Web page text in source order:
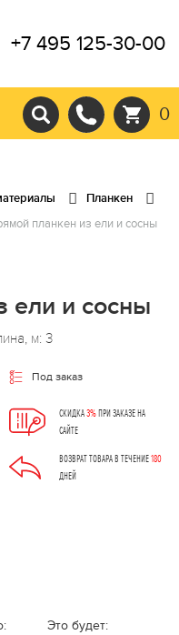
+7 495 125-30-00
0
Планкен
планкен из ели и сосны
ели и сосны
м: 3
Под заказ
СКИДКА3%ПРИ ЗАКАЗЕ НА
САЙТЕ
ВОЗВРАТ ТОВАРА В ТЕЧЕНИЕ180
ДНЕЙ
Это будет: